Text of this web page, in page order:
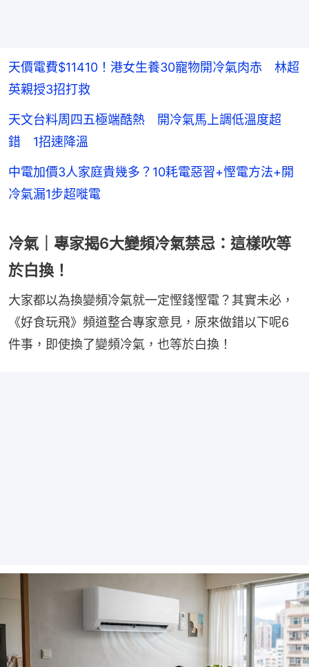
天價電費$11410！港女生養30寵物開冷氣肉赤 林超
英親授3招打救
天文台料周四五極端酷熱 開冷氣馬上調低溫度超
錯 1招速降溫
中電加價3人家庭貴幾多？10耗電惡習+慳電方法+開
冷氣漏1步超嘥電
冷氣｜專家揭6大變頻冷氣禁忌：這樣吹等
於白換！
大家都以為換變頻冷氣就一定慳錢慳電？其實未必，
《好食玩飛》頻道整合專家意見，原來做錯以下呢6
件事，即使換了變頻冷氣，也等於白換！